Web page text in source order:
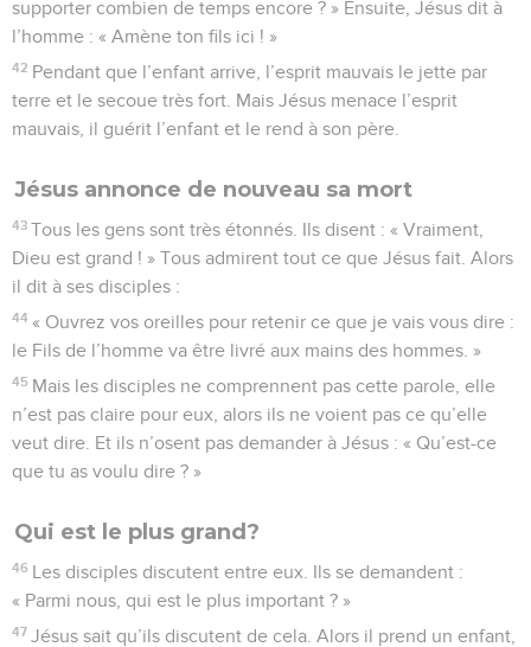
supporter combien de temps encore ? » Ensuite, Jésus dit à
l’homme : « Amène ton fils ici ! »
42 Pendant que l’enfant arrive, l’esprit mauvais le jette par
terre et le secoue très fort. Mais Jésus menace l’esprit
mauvais, il guérit l’enfant et le rend à son père.
Jésus annonce de nouveau sa mort
43 Tous les gens sont très étonnés. Ils disent : « Vraiment,
Dieu est grand ! » Tous admirent tout ce que Jésus fait. Alors
il dit à ses disciples :
44 « Ouvrez vos oreilles pour retenir ce que je vais vous dire :
le Fils de l’homme va être livré aux mains des hommes. »
45 Mais les disciples ne comprennent pas cette parole, elle
n’est pas claire pour eux, alors ils ne voient pas ce qu’elle
veut dire. Et ils n’osent pas demander à Jésus : « Qu’est-ce
que tu as voulu dire ? »
Qui est le plus grand?
46 Les disciples discutent entre eux. Ils se demandent :
« Parmi nous, qui est le plus important ? »
47 Jésus sait qu’ils discutent de cela. Alors il prend un enfant,